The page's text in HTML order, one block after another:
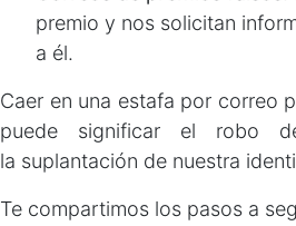
premio y nos solicitan
a él.
Caer en una estafa por correo
puede significar el robo
la suplantación de nuestra
Te compartimos los pasos a